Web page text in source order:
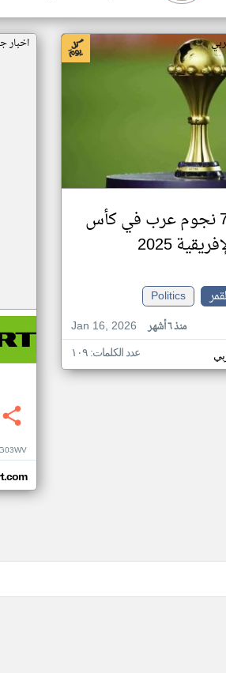
أفضل 7 نجوم عرب في كأس
2025
Politics
Jan 16, 2026
منذ ٦ أشهر
عدد الكلمات: ١٠٩
اخبار